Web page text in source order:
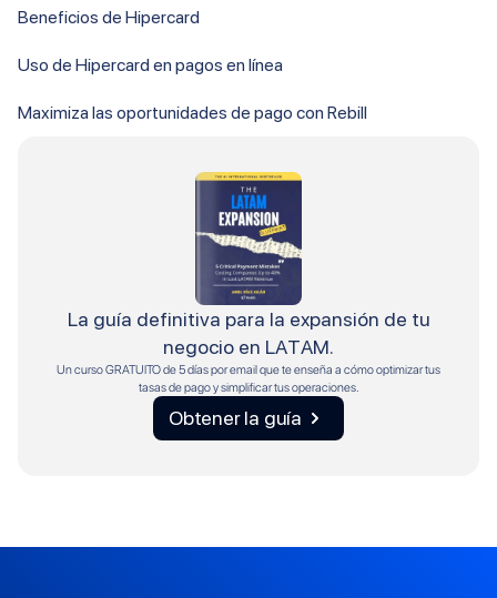
Beneficios de Hipercard
Uso de Hipercard en pagos en línea
Maximiza las oportunidades de pago con Rebill
La guía definitiva para la expansión de tu
negocio en LATAM.
Un curso GRATUITO de 5 días por email que te enseña a cómo optimizar tus
tasas de pago y simplificar tus operaciones.
Obtener la guía